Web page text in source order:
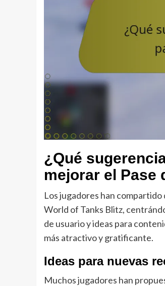
¿Qué
mejorar el Pase
Los jugadores han
World of Tanks Blitz,
de usuario y ideas para
más atractivo y gratificante.
Ideas para nuevas
Muchos jugadores han